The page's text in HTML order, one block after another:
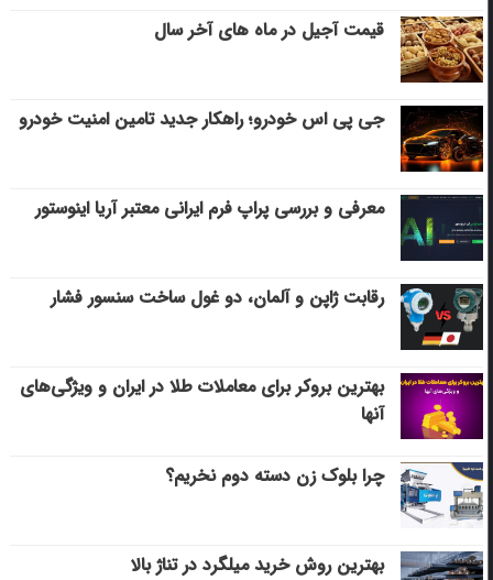
قیمت آجیل در ماه های آخر سال
جی پی اس خودرو؛ راهکار جدید تامین امنیت خودرو
معرفی و بررسی پراپ فرم ایرانی معتبر آریا اینوستور
رقابت ژاپن و آلمان، دو غول ساخت سنسور فشار
بهترین بروکر برای معاملات طلا در ایران و ویژگی‌های
آنها
چرا بلوک زن دسته دوم نخریم؟
بهترین روش خرید میلگرد در تناژ بالا